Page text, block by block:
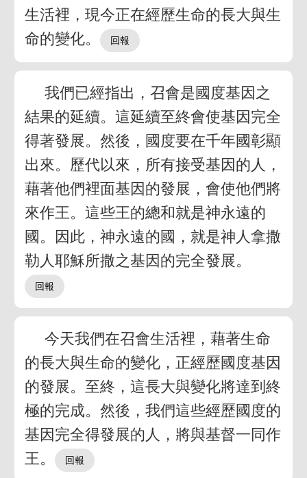
生活裡，現今正在經歷生命的長大與生
命的變化。
我們已經指出，召會是國度基因之
結果的延續。這延續至終會使基因完全
得著發展。然後，國度要在千年國彰顯
出來。歷代以來，所有接受基因的人，
藉著他們裡面基因的發展，會使他們將
來作王。這些王的總和就是神永遠的
國。因此，神永遠的國，就是神人拿撒
勒人耶穌所撒之基因的完全發展。
今天我們在召會生活裡，藉著生命
的長大與生命的變化，正經歷國度基因
的發展。至終，這長大與變化將達到終
極的完成。然後，我們這些經歷國度的
基因完全得發展的人，將與基督一同作
王。